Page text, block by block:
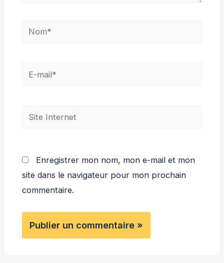
Nom*
E-
Site
Enregistrer mon nom, mon e-mail et mon
site dans le navigateur pour mon prochain
commentaire.